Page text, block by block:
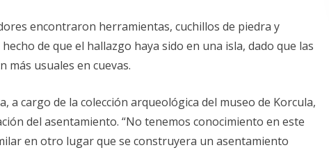
encontraron herramientas, cuchillos de piedra y
de que el hallazgo haya sido en una isla, dado que las
más usuales en cuevas.
a cargo de la colección arqueológica del museo de Korcula,
del asentamiento. “No tenemos conocimiento en este
en otro lugar que se construyera un asentamiento